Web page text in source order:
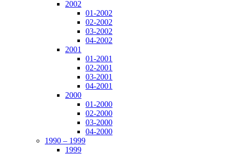
2002
01-2002
02-2002
03-2002
04-2002
2001
01-2001
02-2001
03-2001
04-2001
2000
01-2000
02-2000
03-2000
04-2000
1990 – 1999
1999